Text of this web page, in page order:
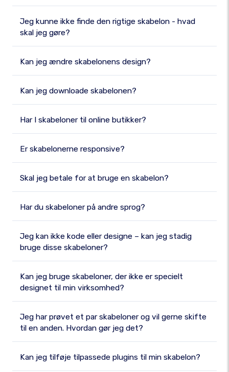
Jeg kunne ikke finde den rigtige skabelon - hvad
skal jeg gøre?
Kan jeg ændre skabelonens design?
Kan jeg downloade skabelonen?
Har I skabeloner til online butikker?
Er skabelonerne responsive?
Skal jeg betale for at bruge en skabelon?
Har du skabeloner på andre sprog?
Jeg kan ikke kode eller designe – kan jeg stadig
bruge disse skabeloner?
Kan jeg bruge skabeloner, der ikke er specielt
designet til min virksomhed?
Jeg har prøvet et par skabeloner og vil gerne skifte
til en anden. Hvordan gør jeg det?
Kan jeg tilføje tilpassede plugins til min skabelon?